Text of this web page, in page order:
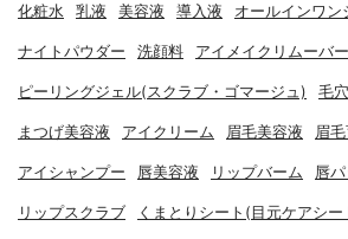
化粧水 乳液 美容液 導入液 オールインワン
ナイトパウダー 洗顔料 アイメイクリムーバー
ピーリングジェル(スクラブ・ゴマージュ) 毛
まつげ美容液 アイクリーム 眉毛美容液 眉
アイシャンプー 唇美容液 リップバーム 唇
リップスクラブ くまとりシート(目元ケアシ